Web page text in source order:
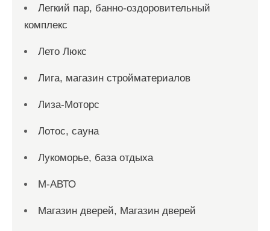
Легкий пар, банно-оздоровительный
комплекс
Лето Люкс
Лига, магазин стройматериалов
Лиза-Моторс
Лотос, сауна
Лукоморье, база отдыха
М-АВТО
Магазин дверей, Магазин дверей